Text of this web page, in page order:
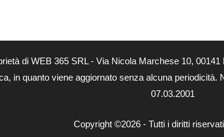
di WEB 365 SRL - Via Nicola Marchese 10,
in quanto viene aggiornato senza alcuna
07.03.2001
Copyright ©2026 - Tutti i diritti